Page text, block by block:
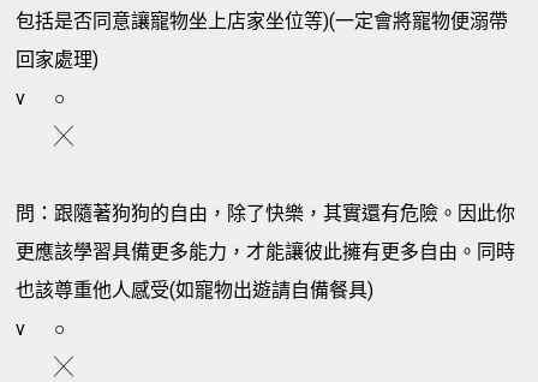
包括是否同意讓寵物坐上店家坐位等)(一定會將寵物便溺帶
回家處理)
v
○
╳
問：跟隨著狗狗的自由，除了快樂，其實還有危險。因此你
更應該學習具備更多能力，才能讓彼此擁有更多自由。同時
也該尊重他人感受(如寵物出遊請自備餐具)
v
○
╳